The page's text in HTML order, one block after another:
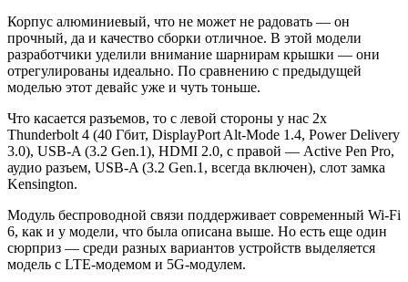
Корпус алюминиевый, что не может не радовать — он
прочный, да и качество сборки отличное. В этой модели
разработчики уделили внимание шарнирам крышки — они
отрегулированы идеально. По сравнению с предыдущей
моделью этот девайс уже и чуть тоньше.
Что касается разъемов, то с левой стороны у нас 2x
Thunderbolt 4 (40 Гбит, DisplayPort Alt-Mode 1.4, Power Delivery
3.0), USB-A (3.2 Gen.1), HDMI 2.0, с правой — Active Pen Pro,
аудио разъем, USB-A (3.2 Gen.1, всегда включен), слот замка
Kensington.
Модуль беспроводной связи поддерживает современный Wi-Fi
6, как и у модели, что была описана выше. Но есть еще один
сюрприз — среди разных вариантов устройств выделяется
модель с LTE-модемом и 5G-модулем.